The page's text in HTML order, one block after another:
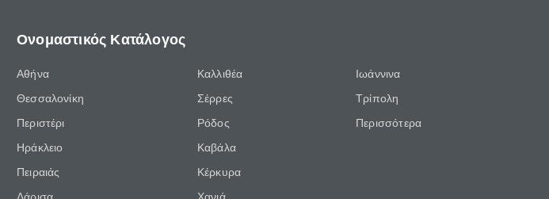
Ονομαστικός Κατάλογος
Αθήνα
Θεσσαλονίκη
Περιστέρι
Ηράκλειο
Πειραιάς
Καλλιθέα
Σέρρες
Ρόδος
Καβάλα
Κέρκυρα
Ιωάννινα
Τρίπολη
Περισσότερα